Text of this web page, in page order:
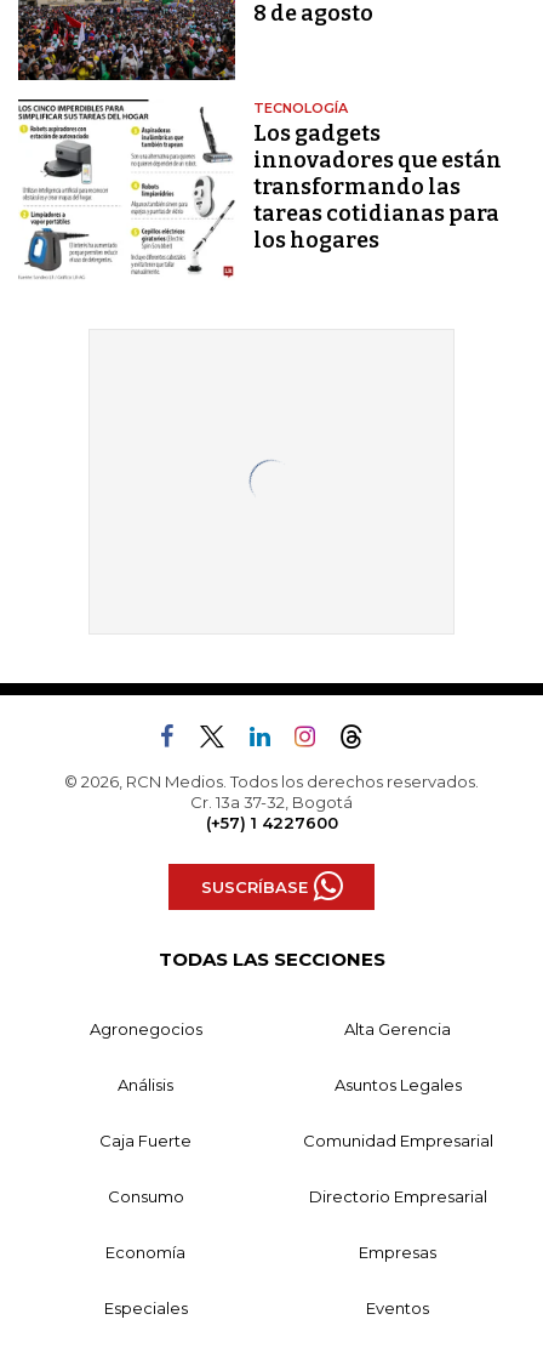
8 de agosto
TECNOLOGÍA
Los gadgets
innovadores que están
transformando las
tareas cotidianas para
los hogares
© 2026, RCN Medios. Todos los derechos reservados.
Cr. 13a 37-32, Bogotá
(+57) 1 4227600
SUSCRÍBASE
TODAS LAS SECCIONES
Agronegocios Alta Gerencia
Análisis Asuntos Legales
Caja Fuerte Comunidad Empresarial
Consumo Directorio Empresarial
Economía Empresas
Especiales Eventos